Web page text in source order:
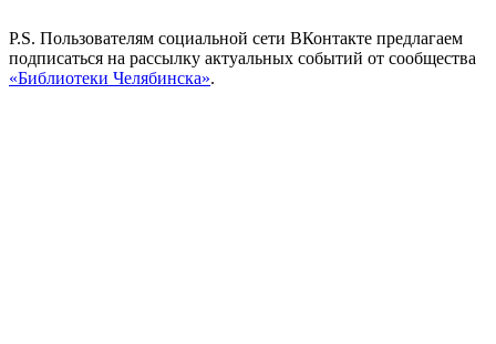
P.S. Пользователям социальной сети ВКонтакте предлагаем
подписаться на рассылку актуальных событий от сообщества
«Библиотеки Челябинска».